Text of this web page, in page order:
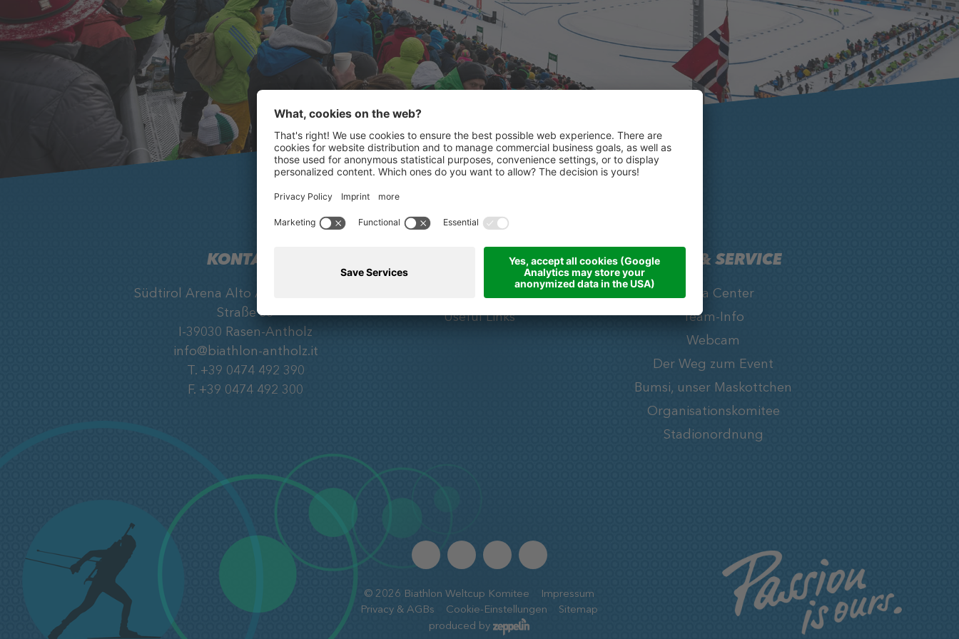
KONTAKT
Südtirol Arena Alto Adige, Obertaler
Straße 33
I-39030 Rasen-Antholz
info@biathlon-antholz.it
T. +39 0474 492 390
F. +39 0474 492 300
STARKE PARTNER
Partner & Sponsoren
Useful Links
INFOS & SERVICE
Media Center
Team-Info
Webcam
Der Weg zum Event
Bumsi, unser Maskottchen
Organisationskomitee
Stadionordnung
©2026 Biathlon Weltcup Komitee
Impressum
Privacy & AGBs
Cookie-Einstellungen
Sitemap
produced by